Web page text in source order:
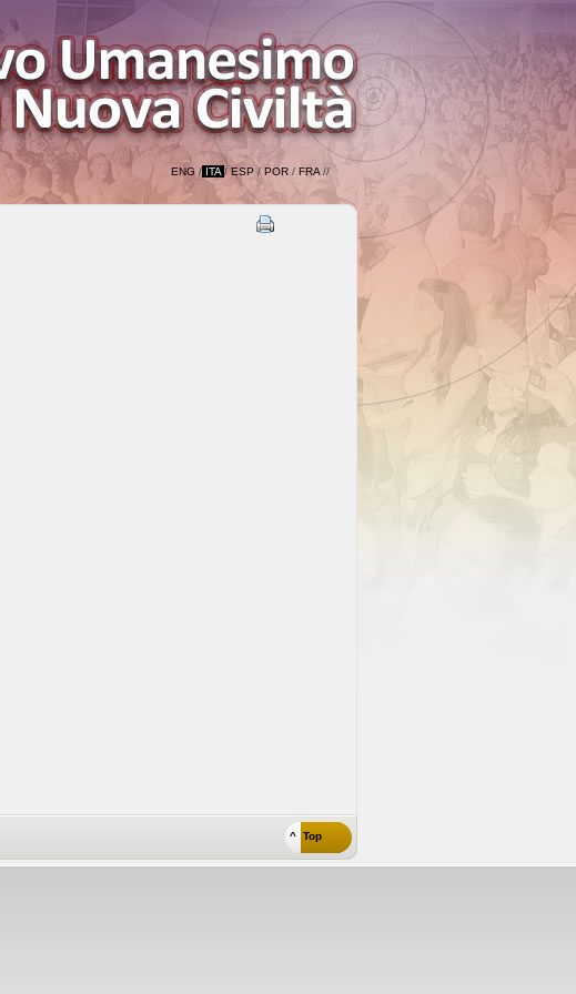
ENG/ ITA/ ESP/ POR/ FRA//
^ Top